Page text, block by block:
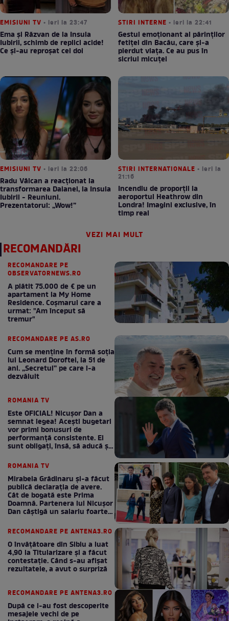
EMISIUNI TV • ieri la 23:47
Ema și Răzvan de la Insula
Iubirii, schimb de replici acide!
Ce și-au reproșat cei doi
STIRI INTERNE • ieri la 22:41
Gestul emoționant al părinților
fetiței din Bacău, care și-a
pierdut viața. Ce au pus în
sicriul micuței
EMISIUNI TV • ieri la 22:06
Radu Vâlcan a reacționat la
transformarea Daianei, la Insula
Iubirii - Reuniuni.
Prezentatorul: „Wow!”
STIRI INTERNATIONALE • ieri la
21:16
Incendiu de proporții la
aeroportul Heathrow din
Londra! Imagini exclusive, în
timp real
VEZI MAI MULT
RECOMANDĂRI
RECOMANDARE PE
OBSERVATORNEWS.RO
A plătit 75.000 de € pe un
apartament la My Home
Residence. Coşmarul care a
urmat: "Am început să
tremur"
RECOMANDARE PE AS.RO
Cum se menţine în formă soţia
lui Leonard Doroftei, la 51 de
ani. „Secretul” pe care l-a
dezvăluit
ROMANIA TV
Este OFICIAL! Nicușor Dan a
semnat legea! Acești bugetari
vor primi bonusuri de
performanță consistente. Ei
sunt obligați, însă, să aducă și
bani la bugetul de stat
ROMANIA TV
Mirabela Grădinaru și-a făcut
publică declarația de avere.
Cât de bogată este Prima
Doamnă. Partenera lui Nicușor
Dan câștigă un salariu foarte
bun în fiecare lună!
RECOMANDARE PE ANTENA3.RO
O învățătoare din Sibiu a luat
4,90 la Titularizare și a făcut
contestație. Când s-au afișat
rezultatele, a avut o surpriză
RECOMANDARE PE ANTENA3.RO
După ce i-au fost descoperite
mesajele vechi de pe